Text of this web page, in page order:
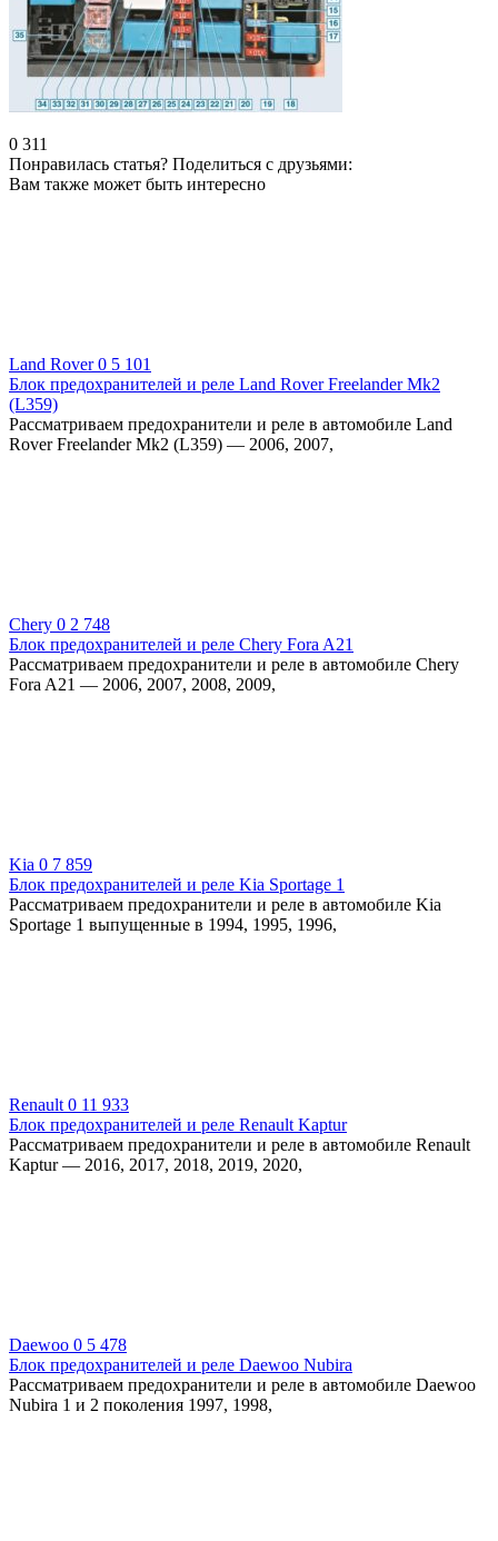
0 311
Понравилась статья? Поделиться с друзьями:
Вам также может быть интересно
Land Rover0 5 101
Блок предохранителей и реле Land Rover Freelander Mk2
(L359)
Рассматриваем предохранители и реле в автомобиле Land
Rover Freelander Mk2 (L359) — 2006, 2007,
Chery 0 2 748
Блок предохранителей и реле Chery Fora A21
Рассматриваем предохранители и реле в автомобиле Chery
Fora A21 — 2006, 2007, 2008, 2009,
Kia 0 7 859
Блок предохранителей и реле Kia Sportage 1
Рассматриваем предохранители и реле в автомобиле Kia
Sportage 1 выпущенные в 1994, 1995, 1996,
Renault 0 11 933
Блок предохранителей и реле Renault Kaptur
Рассматриваем предохранители и реле в автомобиле Renault
Kaptur — 2016, 2017, 2018, 2019, 2020,
Daewoo 0 5 478
Блок предохранителей и реле Daewoo Nubira
Рассматриваем предохранители и реле в автомобиле Daewoo
Nubira 1 и 2 поколения 1997, 1998,